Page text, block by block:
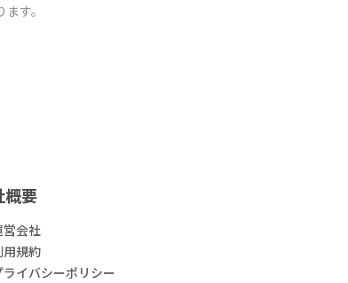
す。
概要
営会社
用規約
ライバシーポリシー